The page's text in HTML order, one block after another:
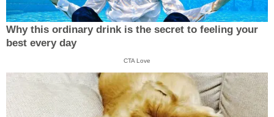
Why this ordinary drink is the secret to feeling your
best every day
CTA Love